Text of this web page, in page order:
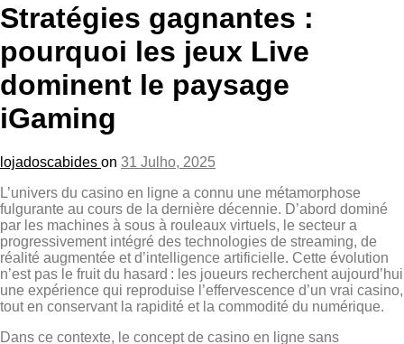
Stratégies gagnantes :
pourquoi les jeux Live
dominent le paysage
iGaming
lojadoscabides on 31 Julho, 2025
L’univers du casino en ligne a connu une métamorphose
fulgurante au cours de la dernière décennie. D’abord dominé
par les machines à sous à rouleaux virtuels, le secteur a
progressivement intégré des technologies de streaming, de
réalité augmentée et d’intelligence artificielle. Cette évolution
n’est pas le fruit du hasard : les joueurs recherchent aujourd’hui
une expérience qui reproduise l’effervescence d’un vrai casino,
tout en conservant la rapidité et la commodité du numérique.
Dans ce contexte, le concept de casino en ligne sans